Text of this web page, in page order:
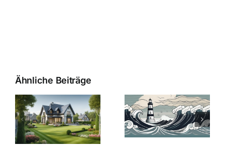
Ähnliche Beiträge
Bauzinsen im
Sturm: Die
aktuelle
Entwicklung
Die Evolution
der
Bauzinsen: Ein
Blick in die